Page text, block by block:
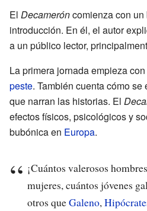
El Decameróncomienza con
introducción. En él, el autor
a un público lector,
La primera jornada empieza
peste. También cuenta cómo
que narran las historias. El
efectos físicos, psicológicos y
bubónica en Europa.
¡Cuántos valerosos
mujeres, cuántos jóvenes
otros queGaleno,